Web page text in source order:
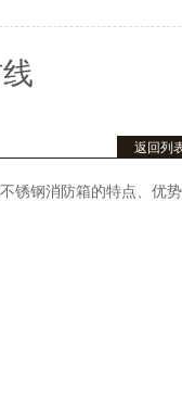
返回列
锈钢消防箱的特点、优